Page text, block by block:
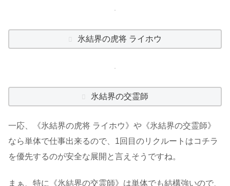
氷結界の虎将 ライホウ
氷結界の交霊師
一応、《氷結界の虎将 ライホウ》や《氷結界の交霊師》
なら単体で仕事出来るので、1回目のリクルートはコチラ
を優先するのが安全な展開と言えそうですね。
まぁ、特に《氷結界の交霊師》は単体でも結構強いので、